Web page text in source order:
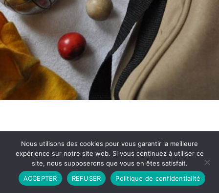
Partenariat Contact
Politique de Confidentialité
CGU
Copyright © 2026 - Propulsé par DIEUDUDIABLE
Nous utilisons des cookies pour vous garantir la meilleure
expérience sur notre site web. Si vous continuez à utiliser ce
site, nous supposerons que vous en êtes satisfait.
ACCEPTER
REFUSER Politique de confidentialité